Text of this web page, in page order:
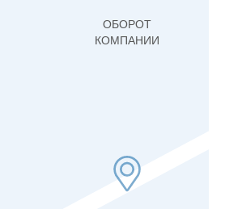
ОБОРОТ
КОМПАНИИ